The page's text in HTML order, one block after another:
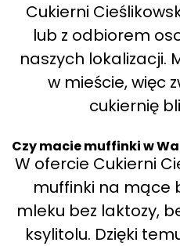
Cukierni
lub z odbiorem
naszych lokalizacji.
w mieście, więc
cukiernię
Czy macie muffinki w
W ofercie Cukierni
muffinki na mące
mleku bez laktozy,
ksylitolu. Dzięki